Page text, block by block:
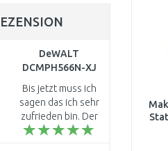
DeWALT
DCMPH566N-XJ
Stabheckenschere
(55cm/18V/Ohne
Akku)
Bis jetzt muss ich
sagen das ich sehr
zufrieden bin. Der
Kopf scheint wohl